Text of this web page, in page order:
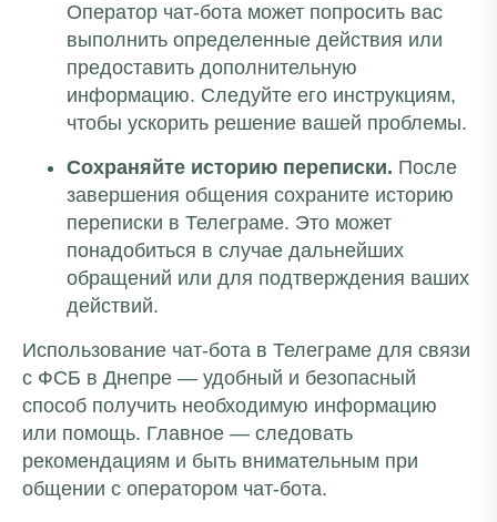
Оператор чат-бота может попросить вас
выполнить определенные действия или
предоставить дополнительную
информацию. Следуйте его инструкциям,
чтобы ускорить решение вашей проблемы.
Сохраняйте историю переписки. После
завершения общения сохраните историю
переписки в Телеграме. Это может
понадобиться в случае дальнейших
обращений или для подтверждения ваших
действий.
Использование чат-бота в Телеграме для связи
с ФСБ в Днепре — удобный и безопасный
способ получить необходимую информацию
или помощь. Главное — следовать
рекомендациям и быть внимательным при
общении с оператором чат-бота.